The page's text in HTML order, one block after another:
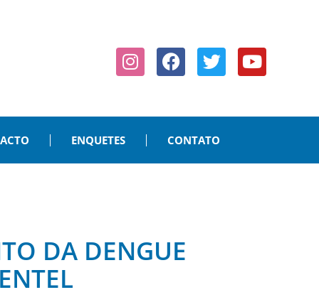
ENQUETES CONTATO
DA DENGUE